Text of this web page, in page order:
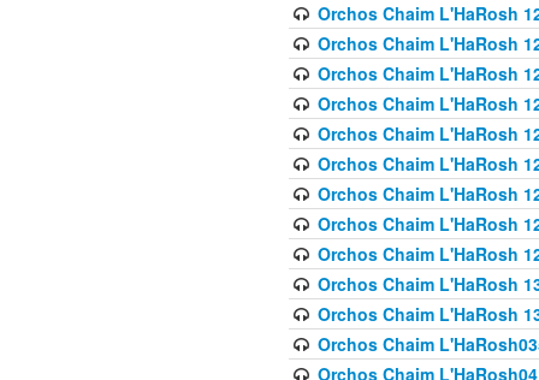
Orchos Chaim L'HaRosh
Orchos Chaim L'HaRosh
Orchos Chaim L'HaRosh
Orchos Chaim L'HaRosh
Orchos Chaim L'HaRosh
Orchos Chaim L'HaRosh
Orchos Chaim L'HaRosh
Orchos Chaim L'HaRosh
Orchos Chaim L'HaRosh
Orchos Chaim L'HaRosh
Orchos Chaim L'HaRosh
Orchos Chaim
Orchos Chaim